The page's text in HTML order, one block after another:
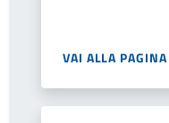
VAI ALLA PAGINA